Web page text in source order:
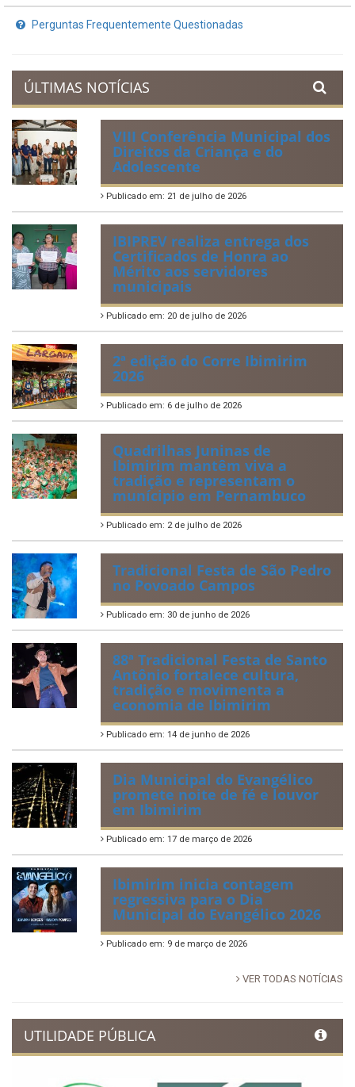
Perguntas Frequentemente Questionadas
ÚLTIMAS NOTÍCIAS
VIII Conferência Municipal dos
Direitos da Criança e do
Adolescente
Publicado em: 21 de julho de 2026
IBIPREV realiza entrega dos
Certificados de Honra ao
Mérito aos servidores
municipais
Publicado em: 20 de julho de 2026
2ª edição do Corre Ibimirim
2026
Publicado em: 6 de julho de 2026
Quadrilhas Juninas de
Ibimirim mantêm viva a
tradição e representam o
munícipio em Pernambuco
Publicado em: 2 de julho de 2026
Tradicional Festa de São Pedro
no Povoado Campos
Publicado em: 30 de junho de 2026
88ª Tradicional Festa de Santo
Antônio fortalece cultura,
tradição e movimenta a
economia de Ibimirim
Publicado em: 14 de junho de 2026
Dia Municipal do Evangélico
promete noite de fé e louvor
em Ibimirim
Publicado em: 17 de março de 2026
Ibimirim inicia contagem
regressiva para o Dia
Municipal do Evangélico 2026
Publicado em: 9 de março de 2026
VER TODAS NOTÍCIAS
UTILIDADE PÚBLICA